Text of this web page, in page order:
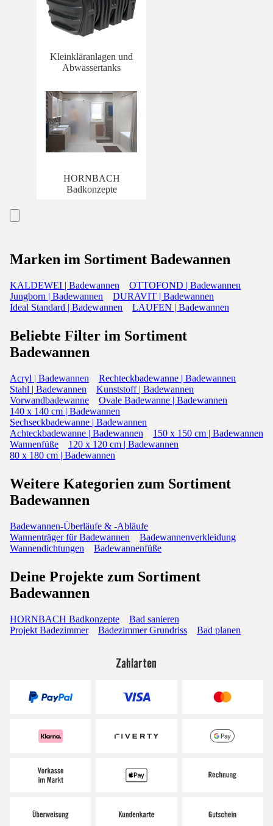
Kleinkläranlagen und
Abwassertanks
HORNBACH
Badkonzepte
Marken im Sortiment Badewannen
KALDEWEI | Badewannen
OTTOFOND | Badewannen
Jungborn | Badewannen
DURAVIT | Badewannen
Ideal Standard | Badewannen
LAUFEN | Badewannen
Beliebte Filter im Sortiment
Badewannen
Acryl | Badewannen
Rechteckbadewanne | Badewannen
Stahl | Badewannen
Kunststoff | Badewannen
Vorwandbadewanne
Ovale Badewanne | Badewannen
140 x 140 cm | Badewannen
Sechseckbadewanne | Badewannen
Achteckbadewanne | Badewannen
150 x 150 cm | Badewannen
Wannenfüße
120 x 120 cm | Badewannen
80 x 180 cm | Badewannen
Weitere Kategorien zum Sortiment
Badewannen
Badewannen-Überläufe & -Abläufe
Wannenträger für Badewannen
Badewannenverkleidung
Wannendichtungen
Badewannenfüße
Deine Projekte zum Sortiment
Badewannen
HORNBACH Badkonzepte
Bad sanieren
Projekt Badezimmer
Badezimmer Grundriss Bad planen
Zahlarten